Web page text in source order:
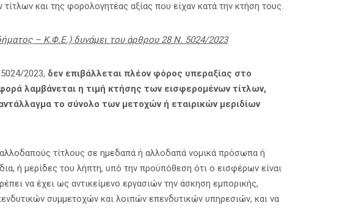
και της φορολογητέας αξίας που είχαν κατά την κτήση τους.
– Κ.Φ.Ε.) δυνάμει του άρθρου 28 Ν. 5024/2023
2023, δεν επιβάλλεται πλέον φόρος υπεραξίας στο
λαμβάνεται η τιμή κτήσης των εισφερομένων τίτλων,
το σύνολο των μετοχών ή εταιρικών μεριδίων
τίτλους σε ημεδαπά ή αλλοδαπά νομικά πρόσωπα ή
ή μερίδες του λήπτη, υπό την προϋπόθεση ότι ο εισφέρων είναι
να έχει ως αντικείμενο εργασιών την άσκηση εμπορικής,
συμμετοχών και λοιπών επενδυτικών υπηρεσιών, και να